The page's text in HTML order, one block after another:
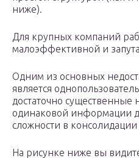
ниже).
Для крупных компаний
малоэффективной и
Одним из основных
является
достаточно существенные
одинаковой информации
сложности в
На рисунке ниже вы